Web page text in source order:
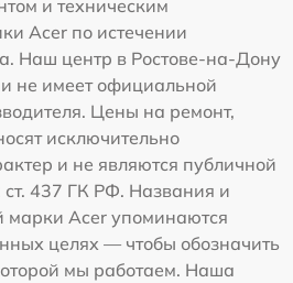
и техническим
Acer по истечении
Наш центр в Ростове-на-Дону
не имеет официальной
Цены на ремонт,
исключительно
и не являются публичной
ст. 437 ГК РФ. Названия и
марки Acer упоминаются
целях — чтобы обозначить
мы работаем. Наша